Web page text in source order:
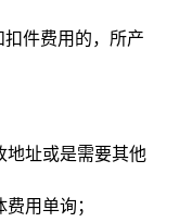
扣件费用的，所产
地址或是需要其他
用单询；